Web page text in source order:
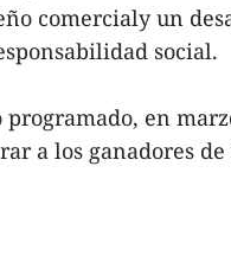
comercialy un
social.
programado, en
a los ganadores